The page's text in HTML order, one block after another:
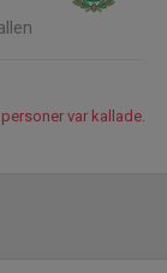
var kallade.